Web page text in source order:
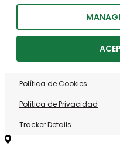
Política de Cookies
Política de Privacidad
Tracker Details